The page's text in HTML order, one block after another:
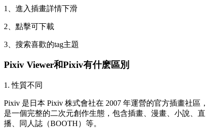
1、進入插畫詳情下滑
2、點擊可下載
3、搜索喜歡的tag主題
Pixiv Viewer和Pixiv有什麽區別
1. 性質不同
Pixiv 是日本 Pixiv 株式會社在 2007 年運營的官方插畫社區，
是一個完整的二次元創作生態，包含插畫、漫畫、小說、直
播、同人誌（BOOTH）等。